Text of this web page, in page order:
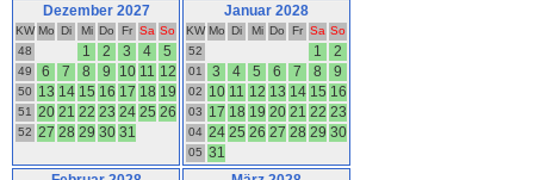
Dezember 2027
KW Mo Di Mi Do Fr Sa So
48
1 2 3 4 5
49 6 7 8 9 10 11 12
50 13 14 15 16 17 18 19
51 20 21 22 23 24 25 26
52 27 28 29 30 31
Januar 2028
KW Mo Di Mi Do Fr Sa So
52
1 2
01 3 4 5 6 7 8 9
02 10 11 12 13 14 15 16
03 17 18 19 20 21 22 23
04 24 25 26 27 28 29 30
05 31